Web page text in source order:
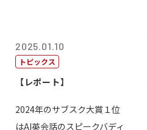
2025.01.10
トピックス
【レポート】
2024年のサブスク大賞１位
はAI英会話のスピークバディ